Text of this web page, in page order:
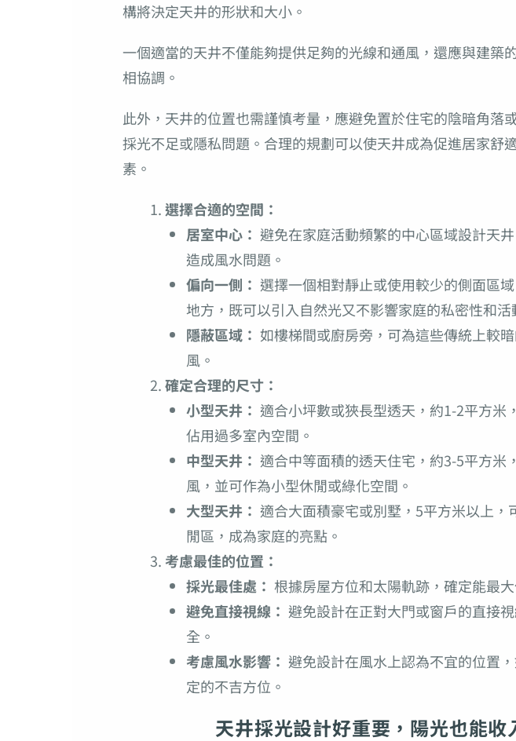
構將決定天井的形狀和大小。
一個適當的天井不僅能夠提供足夠的光線和通風，還應與建築
相協調。
此外，天井的位置也需謹慎考量，應避免置於住宅的陰暗角落
採光不足或隱私問題。合理的規劃可以使天井成為促進居家舒
素。
選擇合適的空間：
居室中心： 避免在家庭活動頻繁的中心區域設計天
造成風水問題。
偏向一側： 選擇一個相對靜止或使用較少的側面區
地方，既可以引入自然光又不影響家庭的私密性和活
隱蔽區域： 如樓梯間或廚房旁，可為這些傳統上較
風。
確定合理的尺寸：
小型天井： 適合小坪數或狹長型透天，約1-2平方米
佔用過多室內空間。
中型天井： 適合中等面積的透天住宅，約3-5平方米
風，並可作為小型休閒或綠化空間。
大型天井： 適合大面積豪宅或別墅，5平方米以上，
閒區，成為家庭的亮點。
考慮最佳的位置：
採光最佳處： 根據房屋方位和太陽軌跡，確定能最
避免直接視線： 避免設計在正對大門或窗戶的直接
全。
考慮風水影響： 避免設計在風水上認為不宜的位置
定的不吉方位。
天井採光設計好重要，陽光也能收